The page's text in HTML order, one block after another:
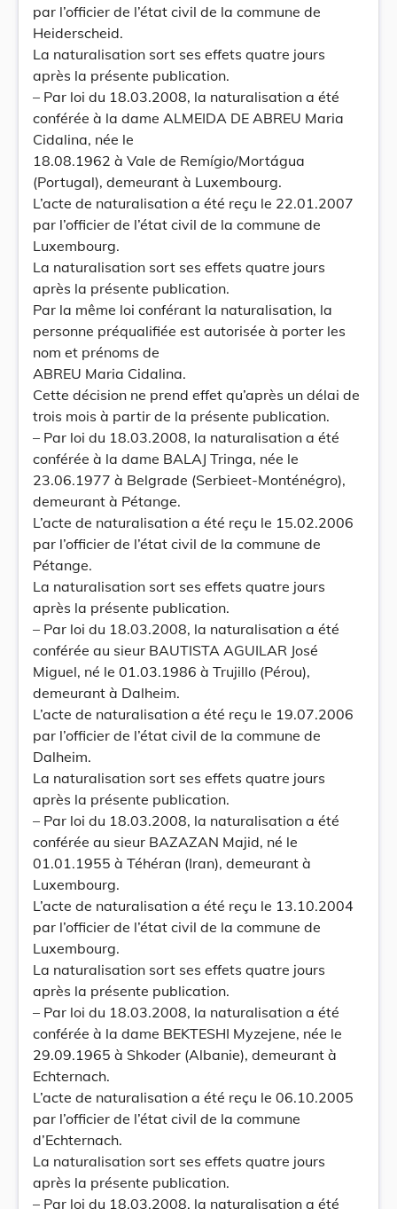
par l’officier de l’état civil de la commune de
Heiderscheid.
La naturalisation sort ses effets quatre jours
après la présente publication.
– Par loi du 18.03.2008, la naturalisation a été
conférée à la dame ALMEIDA DE ABREU Maria
Cidalina, née le
18.08.1962 à Vale de Remígio/Mortágua
(Portugal), demeurant à Luxembourg.
L’acte de naturalisation a été reçu le 22.01.2007
par l’officier de l’état civil de la commune de
Luxembourg.
La naturalisation sort ses effets quatre jours
après la présente publication.
Par la même loi conférant la naturalisation, la
personne préqualifiée est autorisée à porter les
nom et prénoms de
ABREU Maria Cidalina.
Cette décision ne prend effet qu’après un délai de
trois mois à partir de la présente publication.
– Par loi du 18.03.2008, la naturalisation a été
conférée à la dame BALAJ Tringa, née le
23.06.1977 à Belgrade (Serbieet-Monténégro),
demeurant à Pétange.
L’acte de naturalisation a été reçu le 15.02.2006
par l’officier de l’état civil de la commune de
Pétange.
La naturalisation sort ses effets quatre jours
après la présente publication.
– Par loi du 18.03.2008, la naturalisation a été
conférée au sieur BAUTISTA AGUILAR José
Miguel, né le 01.03.1986 à Trujillo (Pérou),
demeurant à Dalheim.
L’acte de naturalisation a été reçu le 19.07.2006
par l’officier de l’état civil de la commune de
Dalheim.
La naturalisation sort ses effets quatre jours
après la présente publication.
– Par loi du 18.03.2008, la naturalisation a été
conférée au sieur BAZAZAN Majid, né le
01.01.1955 à Téhéran (Iran), demeurant à
Luxembourg.
L’acte de naturalisation a été reçu le 13.10.2004
par l’officier de l’état civil de la commune de
Luxembourg.
La naturalisation sort ses effets quatre jours
après la présente publication.
– Par loi du 18.03.2008, la naturalisation a été
conférée à la dame BEKTESHI Myzejene, née le
29.09.1965 à Shkoder (Albanie), demeurant à
Echternach.
L’acte de naturalisation a été reçu le 06.10.2005
par l’officier de l’état civil de la commune
d’Echternach.
La naturalisation sort ses effets quatre jours
après la présente publication.
– Par loi du 18.03.2008, la naturalisation a été